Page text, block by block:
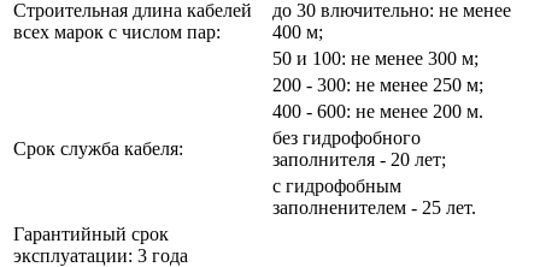
Строительная длина кабелей
всех марок с числом пар:
до 30 влючительно: не менее
400 м;
50 и 100: не менее 300 м;
200 - 300: не менее 250 м;
400 - 600: не менее 200 м.
Срок служба кабеля:
без гидрофобного
заполнителя - 20 лет;
с гидрофобным
заполненителем - 25 лет.
Гарантийный срок
эксплуатации: 3 года